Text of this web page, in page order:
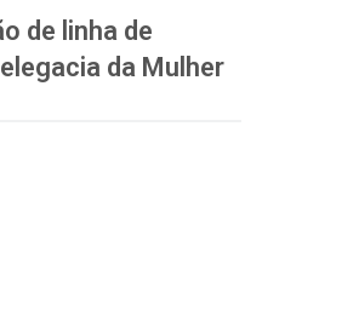
de linha de
da Mulher